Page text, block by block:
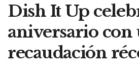
Dish It Up
aniversario con
recaudación